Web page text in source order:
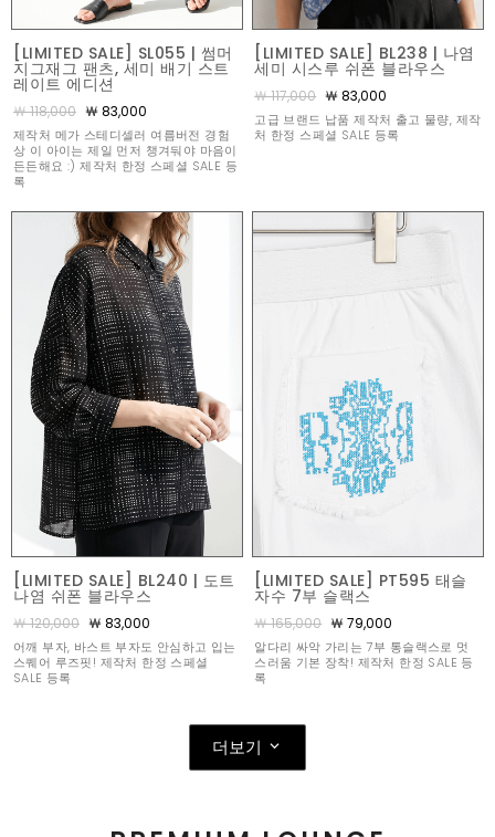
[LIMITED SALE] SL055 | 썸머
지그재그 팬츠, 세미 배기 스트
레이트 에디션
￦ 118,000 ￦ 83,000
제작처 메가 스테디셀러 여름버전 경험
상 이 아이는 제일 먼저 챙겨둬야 마음이
든든해요 :) 제작처 한정 스페셜 SALE 등
록
[LIMITED SALE] BL238 | 나염
세미 시스루 쉬폰 블라우스
￦ 117,000 ￦ 83,000
고급 브랜드 납품 제작처 출고 물량, 제작
처 한정 스페셜 SALE 등록
[LIMITED SALE] BL240 | 도트
나염 쉬폰 블라우스
￦ 120,000 ￦ 83,000
어깨 부자, 바스트 부자도 안심하고 입는
스퀘어 루즈핏! 제작처 한정 스페셜
SALE 등록
[LIMITED SALE] PT595 태슬
자수 7부 슬랙스
￦ 165,000 ￦ 79,000
알다리 싸악 가리는 7부 통슬랙스로 멋
스러움 기본 장착! 제작처 한정 SALE 등
록
더보기